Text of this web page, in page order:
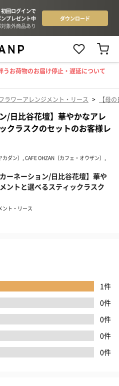
うお荷物のお届け停止・遅延について
ラワーアレンジメント・リース > 【母
/日比谷花壇】華やかなアレ
クラスクのセットのお客様レ
ダン）, CAFE OHZAN（カフェ・オウザン）,
カーネーション/日比谷花壇】華や
ントと選べるスティックラスク
ント・リース
1件
0件
0件
0件
0件